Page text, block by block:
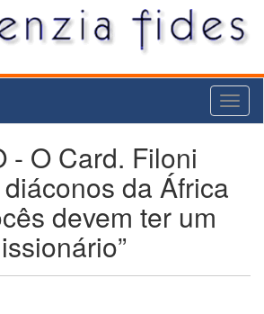
- O Card. Filoni
da África
devem ter um